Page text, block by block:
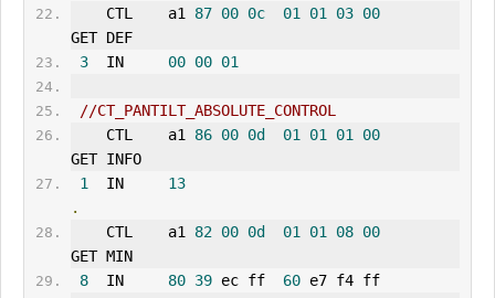
    CTL    a1
87 00 0c 01 01 03 00
GET DEF
3
  IN
00 00 01
//CT_PANTILT_ABSOLUTE_CONTROL
    CTL    a1
86 00 0d 01 01 01
00
GET INFO
1
  IN
13
.
    CTL    a1
82 00 0d 01 01 08 00
GET MIN
8
  IN
80 39 ec ff 60
e7